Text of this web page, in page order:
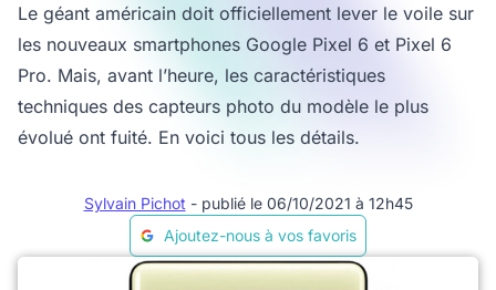
Le géant américain doit officiellement lever le voile sur
les nouveaux smartphones Google Pixel 6 et Pixel 6
Pro. Mais, avant l’heure, les caractéristiques
techniques des capteurs photo du modèle le plus
évolué ont fuité. En voici tous les détails.
Sylvain Pichot - publié le 06/10/2021 à 12h45
Ajoutez-nous à vos favoris